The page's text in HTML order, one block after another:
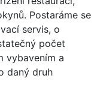
Postaráme se
servis, o
počet
vybavením a
daný druh